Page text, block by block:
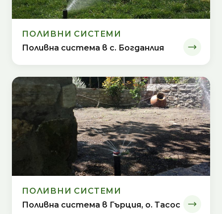
ПОЛИВНИ СИСТЕМИ
Поливна система в с. Богданлия
ПОЛИВНИ СИСТЕМИ
Поливна система в Гърция, о. Тасос